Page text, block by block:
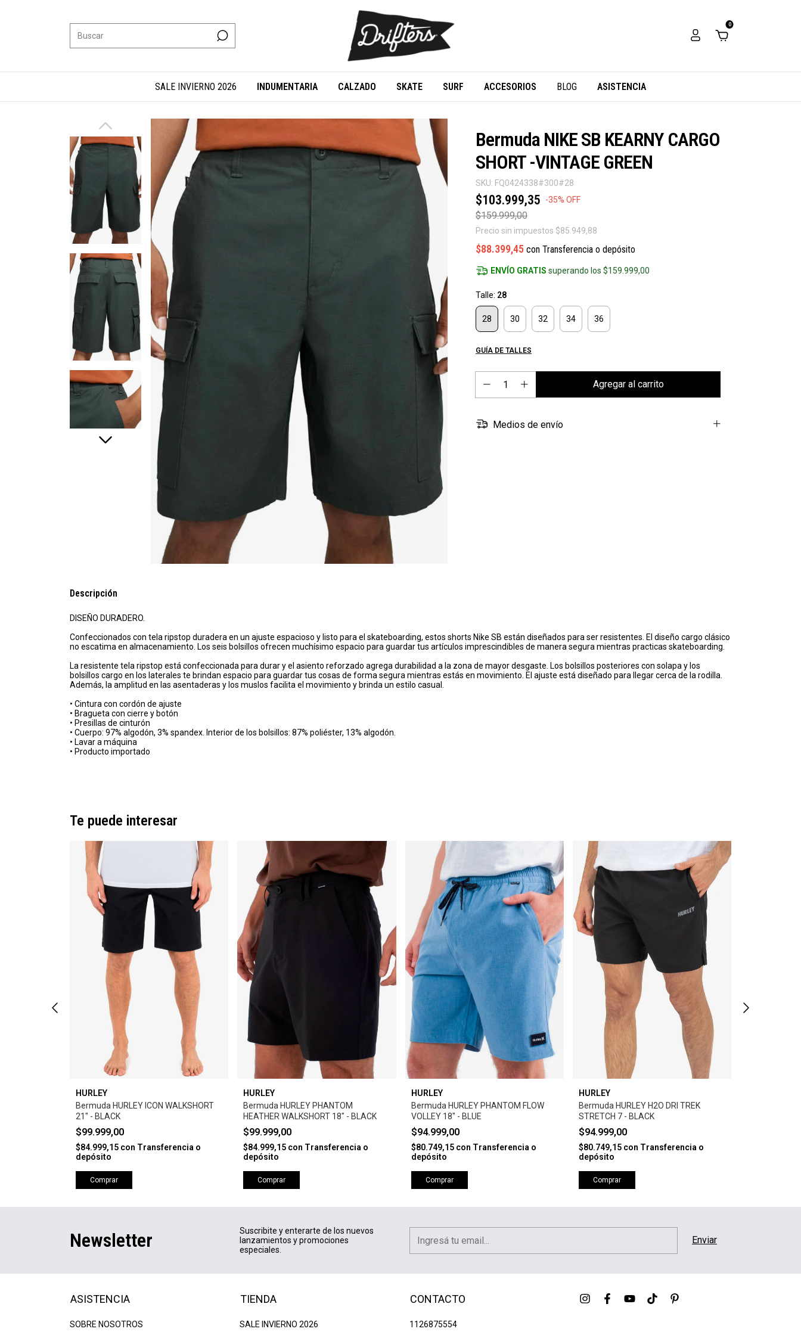
0
SALE INVIERNO 2026 INDUMENTARIA CALZADO SKATE SURF ACCESORIOS BLOG ASISTENCIA
Bermuda NIKE SB KEARNY CARGO
SHORT -VINTAGE GREEN
SKU: FQ0424338#300#28
$103.999,35 -35% OFF
$159.999,00
Precio sin impuestos $85.949,88
$88.399,45 con Transferencia o depósito
ENVÍO GRATIS superando los$159.999,00
Talle: 28
28 30 32 34 36
GUÍA DE TALLES
Medios de envío
Descripción
DISEÑO DURADERO.
Confeccionados con tela ripstop duradera en un ajuste espacioso y listo para el skateboarding, estos shorts Nike SB están diseñados para ser resistentes. El diseño cargo clásico
no escatima en almacenamiento. Los seis bolsillos ofrecen muchísimo espacio para guardar tus artículos imprescindibles de manera segura mientras practicas skateboarding.
La resistente tela ripstop está confeccionada para durar y el asiento reforzado agrega durabilidad a la zona de mayor desgaste. Los bolsillos posteriores con solapa y los
bolsillos cargo en los laterales te brindan espacio para guardar tus cosas de forma segura mientras estás en movimiento. El ajuste está diseñado para llegar cerca de la rodilla.
Además, la amplitud en las asentaderas y los muslos facilita el movimiento y brinda un estilo casual.
• Cintura con cordón de ajuste
• Bragueta con cierre y botón
• Presillas de cinturón
• Cuerpo: 97% algodón, 3% spandex. Interior de los bolsillos: 87% poliéster, 13% algodón.
• Lavar a máquina
• Producto importado
Te puede interesar
HURLEY
Bermuda HURLEY ICON WALKSHORT
21" - BLACK
$99.999,00
$84.999,15 con Transferencia o
depósito
Comprar
HURLEY
Bermuda HURLEY PHANTOM
HEATHER WALKSHORT 18" - BLACK
$99.999,00
$84.999,15 con Transferencia o
depósito
Comprar
HURLEY
Bermuda HURLEY PHANTOM FLOW
VOLLEY 18" - BLUE
$94.999,00
$80.749,15 con Transferencia o
depósito
Comprar
HURLEY
Bermuda HURLEY H2O DRI TREK
STRETCH 7 - BLACK
$94.999,00
$80.749,15 con Transferencia o
depósito
Comprar
Newsletter
Suscribite y enterarte de los nuevos
lanzamientos y promociones
especiales.
ASISTENCIA
SOBRE NOSOTROS
TIENDA
SALE INVIERNO 2026
CONTACTO
1126875554